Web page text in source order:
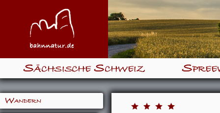
Sächsische Schweiz
Wandern